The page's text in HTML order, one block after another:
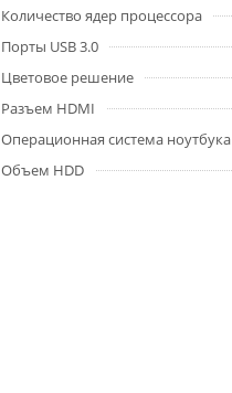
Количество ядер процессора
Порты USB 3.0
Цветовое решение
Разъем HDMI
Операционная система ноутбука
Объем HDD